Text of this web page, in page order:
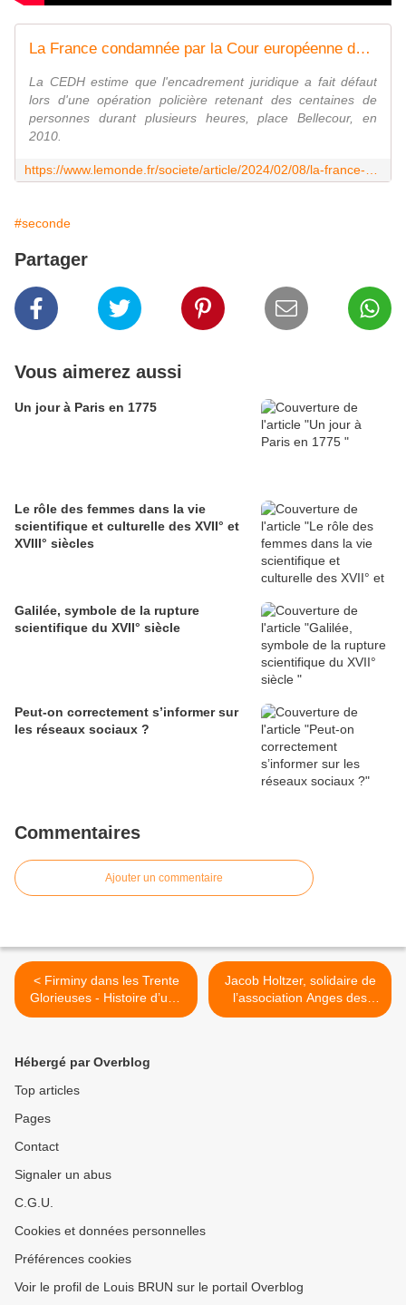
La France condamnée par la Cour européenne des droits de l'homme pour l'encerclement abusif de manifestants à Lyon
La CEDH estime que l'encadrement juridique a fait défaut
lors d'une opération policière retenant des centaines de
personnes durant plusieurs heures, place Bellecour, en
2010.
#seconde
Partager
Vous aimerez aussi
Un jour à Paris en 1775
Le rôle des femmes dans la vie
scientifique et culturelle des XVII° et
XVIII° siècles
Galilée, symbole de la rupture
scientifique du XVII° siècle
Peut-on correctement s’informer sur
les réseaux sociaux ?
Commentaires
Ajouter un commentaire
< Firminy dans les Trente
Glorieuses - Histoire d’une
mutation urbaine
Jacob Holtzer, solidaire de
l’association Anges des
Eaux-Vives >
Hébergé par Overblog
Top articles
Pages
Contact
Signaler un abus
C.G.U.
Cookies et données personnelles
Préférences cookies
Voir le profil de Louis BRUN sur le portail Overblog